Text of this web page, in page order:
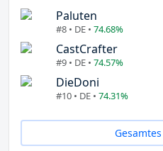
Paluten
#8 • DE • 74.68%
CastCrafter
#9 • DE • 74.57%
DieDoni
#10 • DE • 74.31%